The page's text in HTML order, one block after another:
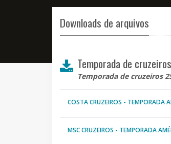
Downloads de arquivos
Temporada de
Temporada de cruzeiros
COSTA CRUZEIROS - TEMPORADA
MSC CRUZEIROS - TEMPORADA